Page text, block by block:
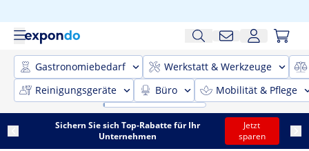
Gastronomiebedarf
Werkstatt & Werkzeuge
Reinigungsgeräte
Büro Mobilität & Pflege
Sichern Sie sich Top-Rabatte für Ihr
Unternehmen
Jetzt
sparen